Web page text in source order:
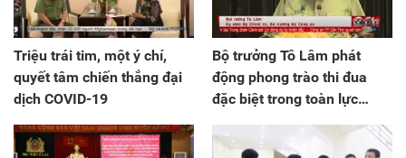
Triệu trái tim, một ý chí,
quyết tâm chiến thắng đại
dịch COVID-19
Bộ trưởng Tô Lâm phát
động phong trào thi đua
đặc biệt trong toàn lực
lượng CAND